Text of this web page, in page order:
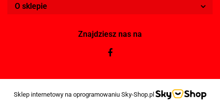
O sklepie
Znajdziesz nas na
Sklep internetowy na oprogramowaniu Sky-Shop.pl